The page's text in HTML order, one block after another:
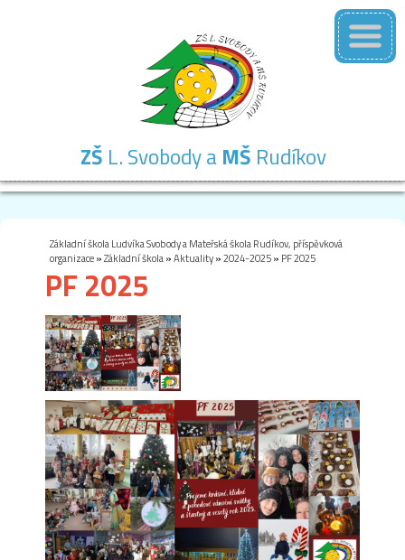
ZŠ L. Svobody a MŠ Rudíkov
Základní škola Ludvíka Svobody a Mateřská škola Rudíkov, příspěvková
organizace»Základní škola»Aktuality»2024-2025» PF 2025
PF 2025